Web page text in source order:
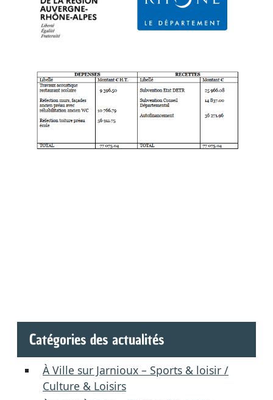
Catégories des actualités
À Ville sur Jarnioux – Sports & loisir /
Culture & Loisirs